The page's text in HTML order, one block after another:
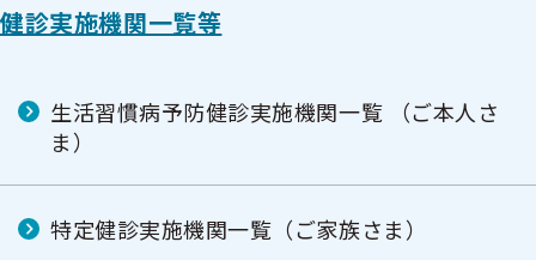
健診実施機関一覧等
生活習慣病予防健診実施機関一覧 （ご本人さ
ま）
特定健診実施機関一覧（ご家族さま）